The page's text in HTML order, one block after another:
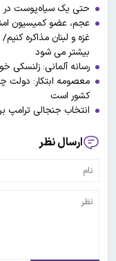
حتی یک سیاه‌پوست در
عجم، عضو کمیسیون
غزه و لبنان مذاکره
بیشتر می شود
رسانه آلمانی: زلنسکی
معصومه ابتکار: دولت
کشور است
انتخاب جنجالی ترامپ
ارسال نظر